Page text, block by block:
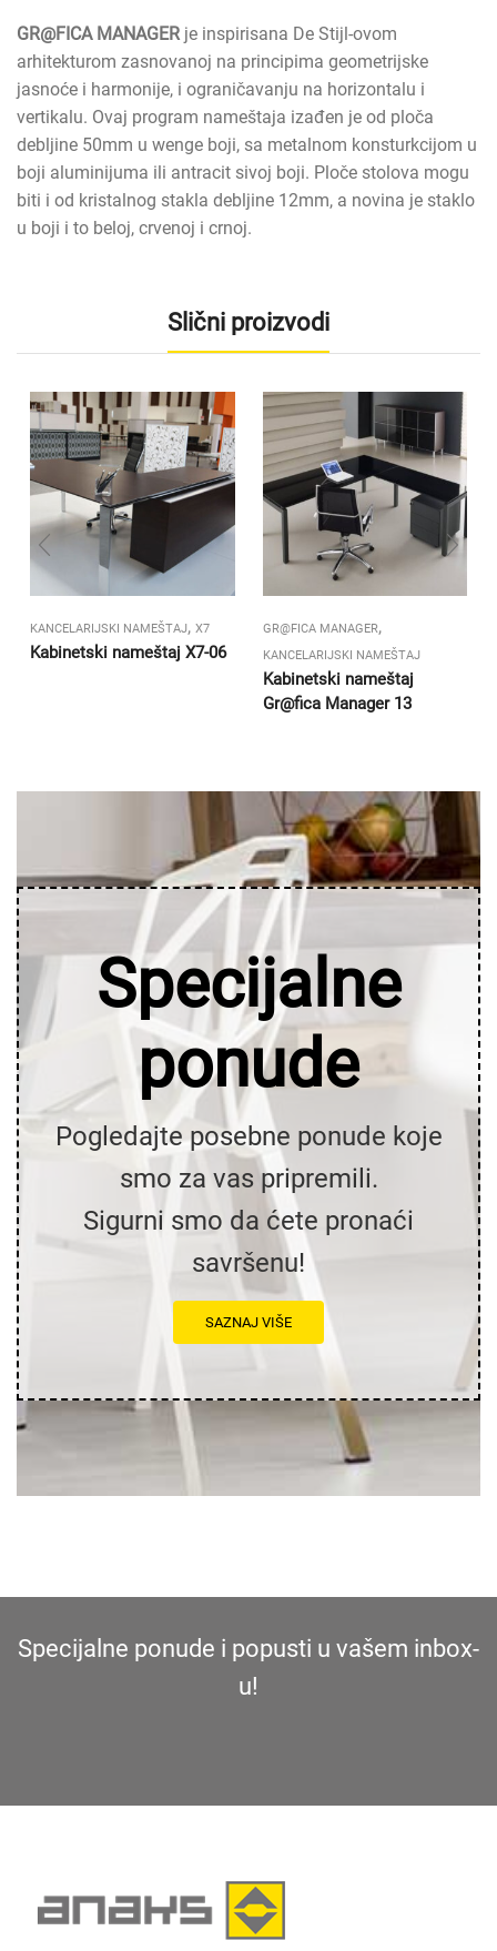
GR@FICA MANAGERje inspirisana De Stijl-ovom
arhitekturom zasnovanoj na principima geometrijske
jasnoće i harmonije, i ograničavanju na horizontalu i
vertikalu. Ovaj program nameštaja izađen je od ploča
debljine 50mm u wenge boji, sa metalnom konsturkcijom u
boji aluminijuma ili antracit sivoj boji. Ploče stolova mogu
biti i od kristalnog stakla debljine 12mm, a novina je staklo
u boji i to beloj, crvenoj i crnoj.
Slični proizvodi
KANCELARIJSKI NAMEŠTAJ, X7
Kabinetski nameštaj X7-06
GR@FICA MANAGER,
KANCELARIJSKI NAMEŠTAJ
Kabinetski nameštaj
Gr@fica Manager 13
Specijalne
ponude
Pogledajte posebne ponude koje
smo za vas pripremili.
Sigurni smo da ćete pronaći
savršenu!
SAZNAJ VIŠE
Specijalne ponude i popusti u vašem inbox-
u!